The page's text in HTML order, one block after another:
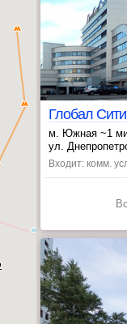
Глобал
м. Южная ~1
,ул.
Входит: комм.